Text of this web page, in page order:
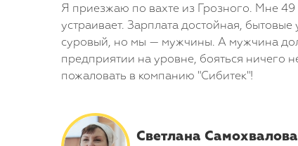
Я приезжаю по вахте из Грозного. Мне 49
устраивает. Зарплата достойная,
суровый, но мы — мужчины. А мужчина
предприятии на уровне, бояться ничего
пожаловать в компанию "Сибитек"!
Светлана Самохвалова